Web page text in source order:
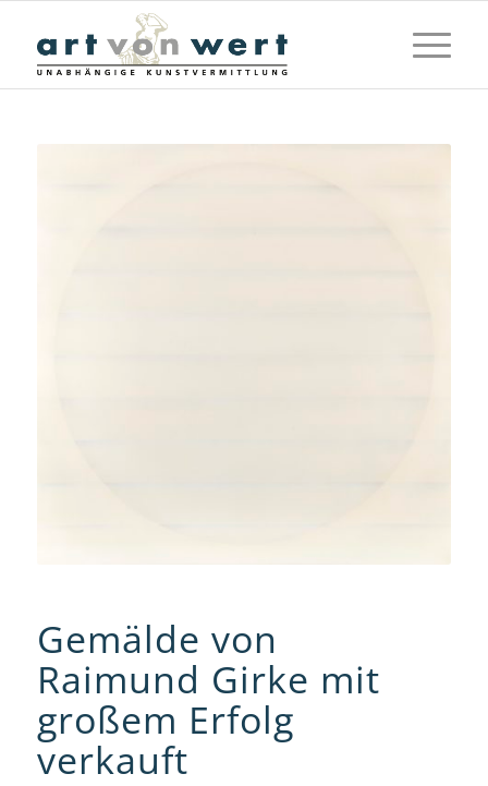
Gemälde von
Raimund Girke mit
großem Erfolg
verkauft